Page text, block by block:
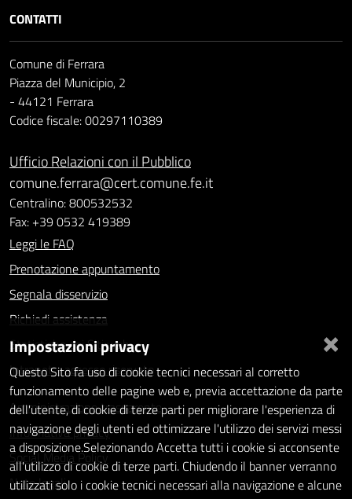
CONTATTI
Comune di Ferrara
Piazza del Municipio, 2
- 44121 Ferrara
Codice fiscale: 00297110389
Ufficio Relazioni con il Pubblico
comune.ferrara@cert.comune.fe.it
Centralino: 800532532
Fax: +39 0532 419389
Leggi le FAQ
Prenotazione appuntamento
Segnala disservizio
Richiedi assistenza
Statistiche dei Siti web
Intranet - accesso riservato
Amministrazione trasparente
Informativa privacy
Social Media Policy
Note legali
×
Impostazioni privacy
Questo Sito fa uso di cookie tecnici necessari al corretto
funzionamento delle pagine web e, previa accettazione da parte
dell'utente, di cookie di terze parti per migliorare l'esperienza di
navigazione degli utenti ed ottimizzare l'utilizzo dei servizi messi
a disposizione.Selezionando Accetta tutti i cookie si acconsente
all'utilizzo di cookie di terze parti. Chiudendo il banner verranno
utilizzati solo i cookie tecnici necessari alla navigazione e alcune